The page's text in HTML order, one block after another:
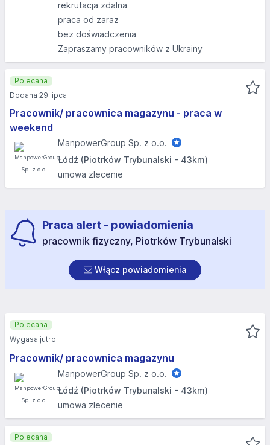
rekrutacja zdalna
praca od zaraz
bez doświadczenia
Zapraszamy pracowników z Ukrainy
Pracownik/ pracownica magazynu - praca w
weekend
ManpowerGroup Sp. z o.o.
Łódź (Piotrków Trybunalski - 43km)
umowa zlecenie
Polecana
Dodana 29 lipca
Praca alert - powiadomienia
pracownik fizyczny, Piotrków Trybunalski
Włącz powiadomienia
Pracownik/ pracownica magazynu
ManpowerGroup Sp. z o.o.
Łódź (Piotrków Trybunalski - 43km)
umowa zlecenie
Polecana
Wygasa jutro
Polecana